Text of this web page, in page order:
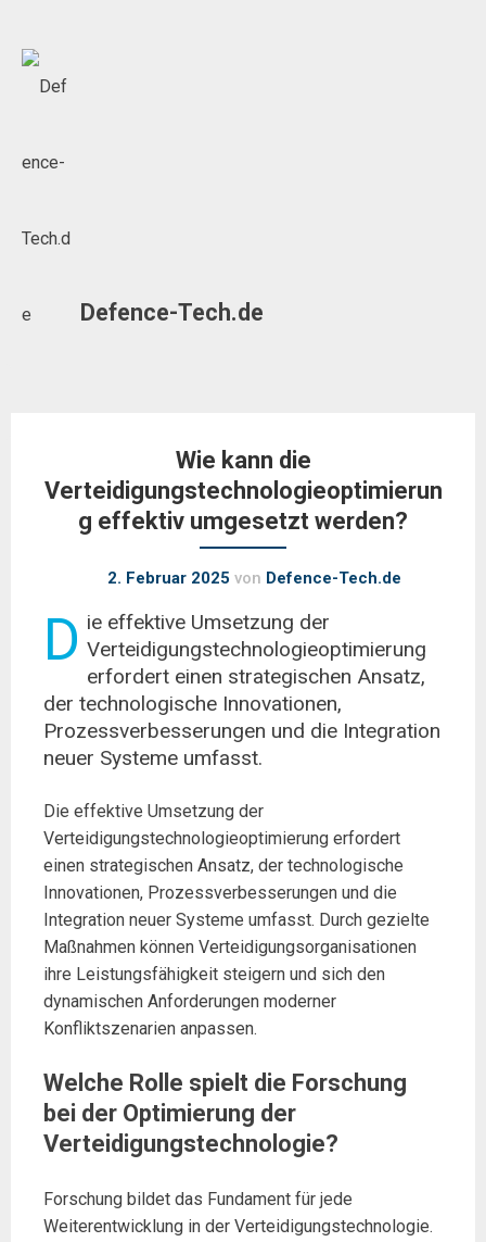
Skip
Defence-Tech.de
Wie kann die
Verteidigungstechnologieoptimierun
g effektiv umgesetzt werden?
2. Februar 2025 von Defence-Tech.de
D ie effektive Umsetzung der
Verteidigungstechnologieoptimierung
erfordert einen strategischen Ansatz,
der technologische Innovationen,
Prozessverbesserungen und die Integration
neuer Systeme umfasst.
Die effektive Umsetzung der
Verteidigungstechnologieoptimierung erfordert
einen strategischen Ansatz, der technologische
Innovationen, Prozessverbesserungen und die
Integration neuer Systeme umfasst. Durch gezielte
Maßnahmen können Verteidigungsorganisationen
ihre Leistungsfähigkeit steigern und sich den
dynamischen Anforderungen moderner
Konfliktszenarien anpassen.
Welche Rolle spielt die Forschung
bei der Optimierung der
Verteidigungstechnologie?
Forschung bildet das Fundament für jede
Weiterentwicklung in der Verteidigungstechnologie.